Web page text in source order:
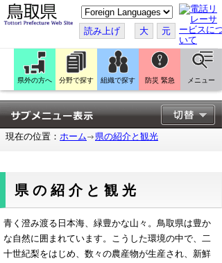
こ
の
ペ
ー
ジ
翻
訳
す
る
読み上げ 大 元
県外の方へ 分野で探す 組織で探す 防災 緊急 メニュー
現在の位置： ホーム 県の紹介と観光
県の紹介と観光
青く澄み渡る日本海、緑豊かな山々。鳥取県は豊か
な自然に囲まれています。こうした環境の中で、二
十世紀梨をはじめ、数々の農産物が生産され、新鮮